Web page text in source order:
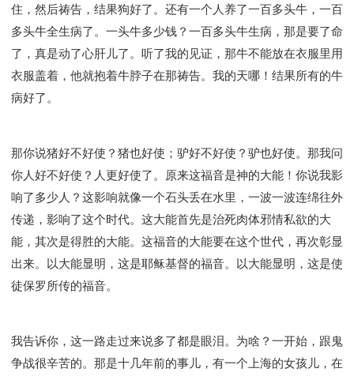
愚蠢系列
胜过撒但系列
得胜的性格
耶和华是我的牧者
谨慎系列
快乐地活着
恩典和真理系列
001B课程 - 解开迷思课程
001C课程 - 灵界故事
004课程 - 华人命定神学理念
101课程 - 从寻求到信徒
301课程 - 领袖实操课程
302课程 - 新人接待
308课程 - 牧养理论基础培训
Y131课程 - 主动学习
Y132课程 - 职业策划
Y133课程 - 活出丰盛
Y134课程 - 动手实验室
Y135课程 - 做人做事
Y136课程 - 如何学习
研习会01 - 医治释放
研习会01 - 如何读圣经
研习会01 - 得着命定成为祝福
研习会01 - 得胜教会的启示
研习会02 - 得着命定成为祝福
研习会02 - 得胜教会的启示
研习会02 - 教会的牧养
住，然后祷告，结果狗好了。还有一个人养了一百多头牛，一百
多头牛全生病了。一头牛多少钱？一百多头牛生病，那是要了命
了，真是动了心肝儿了。听了我的见证，那牛不能放在衣服里用
衣服盖着，他就抱着牛脖子在那祷告。我的天哪！结果所有的牛
病好了。
那你说猪好不好使？猪也好使；驴好不好使？驴也好使。那我问
你人好不好使？人更好使了。原来这福音是神的大能！你说我影
响了多少人？这影响就像一个石头丢在水里，一波一波连绵往外
传递，影响了这个时代。这大能首先是治死肉体邪情私欲的大
能，其次是得胜的大能。这福音的大能要在这个世代，再次彰显
出来。以大能显明，这是耶稣基督的福音。以大能显明，这是使
徒保罗所传的福音。
我告诉你，这一路走过来说多了都是眼泪。为啥？一开始，跟鬼
争战很辛苦的。那是十几年前的事儿，有一个上海的女孩儿，在